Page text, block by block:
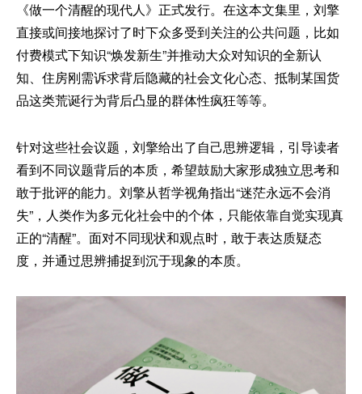
《做一个清醒的现代人》正式发行。在这本文集里，刘擎
直接或间接地探讨了时下众多受到关注的公共问题，比如
付费模式下知识“焕发新生”并推动大众对知识的全新认
知、住房刚需诉求背后隐藏的社会文化心态、抵制某国货
品这类荒诞行为背后凸显的群体性疯狂等等。
针对这些社会议题，刘擎给出了自己思辨逻辑，引导读者
看到不同议题背后的本质，希望鼓励大家形成独立思考和
敢于批评的能力。刘擎从哲学视角指出“迷茫永远不会消
失”，人类作为多元化社会中的个体，只能依靠自觉实现真
正的“清醒”。面对不同现状和观点时，敢于表达质疑态
度，并通过思辨捕捉到沉于现象的本质。